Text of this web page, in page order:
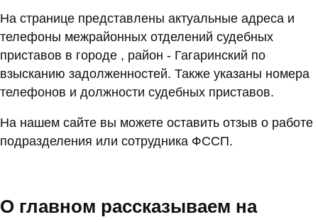
На странице представлены актуальные адреса и
телефоны межрайонных отделений судебных
приставов в городе , район - Гагаринский по
взысканию задолженностей. Также указаны номера
телефонов и должности судебных приставов.
На нашем сайте вы можете оставить отзыв о работе
подразделения или сотрудника ФССП.
О главном рассказываем на